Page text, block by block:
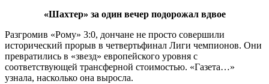
«Шахтер» за один вечер подорожал вдвое
Разгромив «Рому» 3:0, дончане не просто совершили
исторический прорыв в четвертьфинал Лиги чемпионов. Они
превратились в «звезд» европейского уровня с
соответствующей трансферной стоимостью. «Газета…»
узнала, насколько она выросла.